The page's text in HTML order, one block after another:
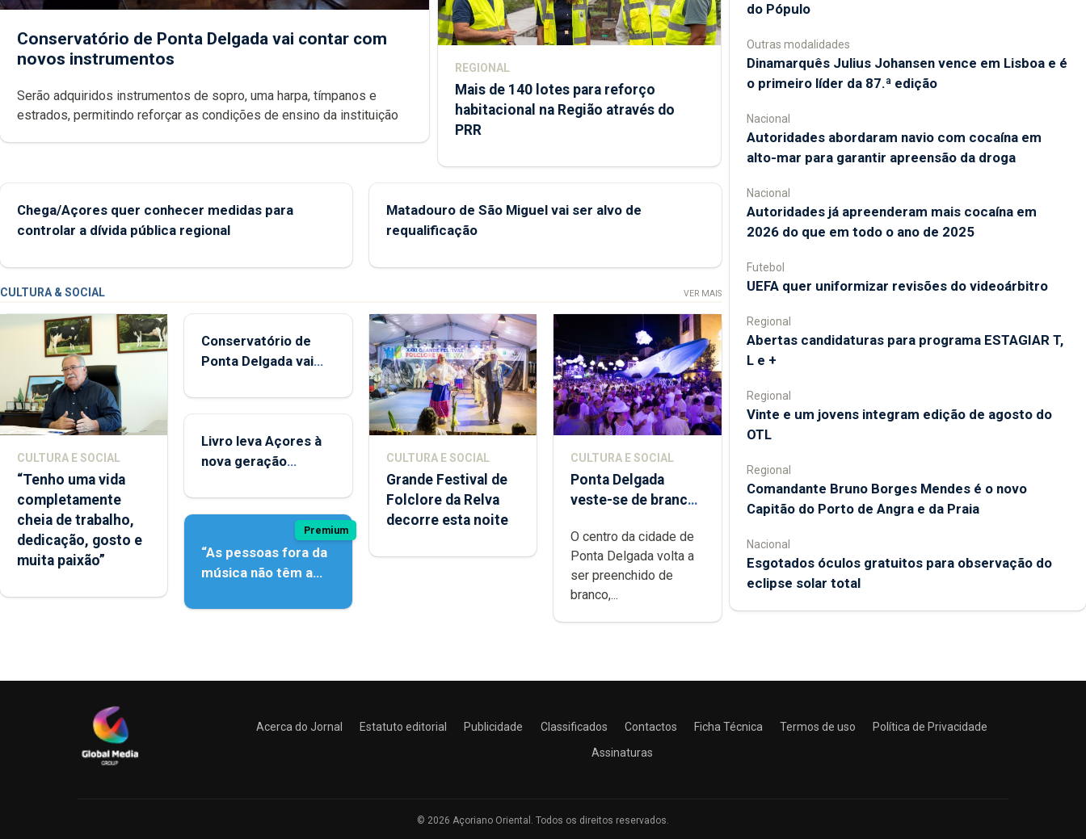
Conservatório de Ponta Delgada vai contar com
novos instrumentos
Serão adquiridos instrumentos de sopro, uma harpa, tímpanos e
estrados, permitindo reforçar as condições de ensino da instituição
REGIONAL
Mais de 140 lotes para reforço
habitacional na Região através do
PRR
Chega/Açores quer conhecer medidas para
controlar a dívida pública regional
Matadouro de São Miguel vai ser alvo de
requalificação
CULTURA & SOCIAL VER MAIS
CULTURA E SOCIAL
“Tenho uma vida
completamente
cheia de trabalho,
dedicação, gosto e
muita paixão”
Conservatório de
Ponta Delgada vai
instrumentos
Livro leva Açores à
nova geração
Premium
“As pessoas fora da
música não têm a
é produzir uma
CULTURA E SOCIAL
Grande Festival de
Folclore da Relva
decorre esta noite
CULTURA E SOCIAL
Ponta Delgada
veste-se de branco
O centro da cidade de
Ponta Delgada volta a
ser preenchido de
branco,...
do Pópulo
Outras modalidades
Dinamarquês Julius Johansen vence em Lisboa e é
o primeiro líder da 87.ª edição
Nacional
Autoridades abordaram navio com cocaína em
alto-mar para garantir apreensão da droga
Nacional
Autoridades já apreenderam mais cocaína em
2026 do que em todo o ano de 2025
Futebol
UEFA quer uniformizar revisões do videoárbitro
Regional
Abertas candidaturas para programa ESTAGIAR T,
L e +
Regional
Vinte e um jovens integram edição de agosto do
OTL
Regional
Comandante Bruno Borges Mendes é o novo
Capitão do Porto de Angra e da Praia
Nacional
Esgotados óculos gratuitos para observação do
eclipse solar total
Acerca do Jornal Estatuto editorial Publicidade Classificados Contactos Ficha Técnica Termos de uso
Política de Privacidade
Assinaturas
© 2026 Açoriano Oriental. Todos os direitos reservados.